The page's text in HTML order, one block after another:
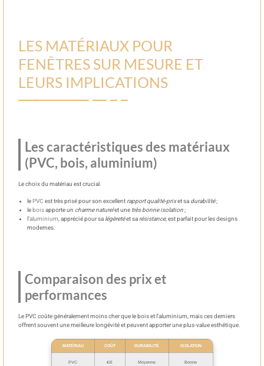
LES MATÉRIAUX POUR
FENÊTRES SUR MESURE ET
LEURS IMPLICATIONS
Les caractéristiques des matériaux
(PVC, bois, aluminium)
Le choix du matériau est crucial.
le PVC est très prisé pour son excellentrapport qualité-prixet sa durabilité;
leboisapporte un charme naturelet une très bonne isolation;
l’aluminium, apprécié pour sa légèretéet sarésistance, est parfait pour les designs
modernes.
Comparaison des prix et
performances
Le PVC coûte généralement moins cher que le bois et l’aluminium, mais ces derniers
offrent souvent une meilleure longévité et peuvent apporter une plus-value esthétique.
MATÉRIAU COÛT DURABILITÉ ISOLATION
PVC €/£ Moyenne Bonne